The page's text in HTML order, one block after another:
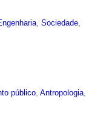
,Sociedade
público,Antropologia,